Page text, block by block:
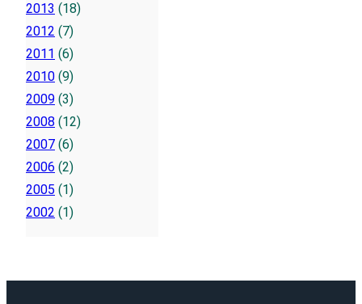
2013 (18)
2012 (7)
2011 (6)
2010 (9)
2009 (3)
2008 (12)
2007 (6)
2006 (2)
2005 (1)
2002 (1)